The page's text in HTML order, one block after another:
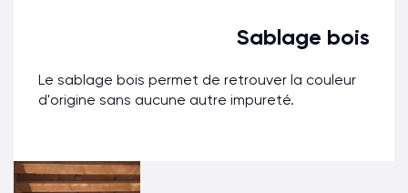
Sablage bois
Le sablage bois permet de retrouver la couleur
d'origine sans aucune autre impureté.